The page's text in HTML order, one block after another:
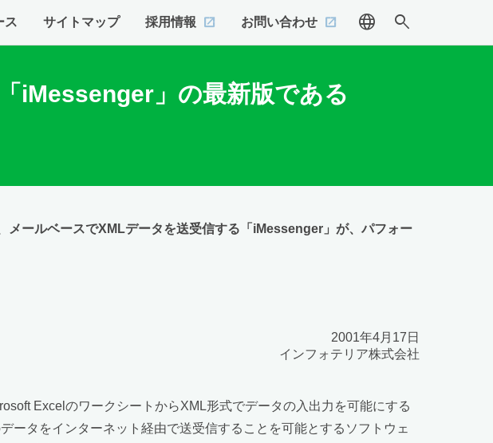
ス サイトマップ 採用情報 お問い合わせ language search
iMessenger」の最新版である
ールベースでXMLデータを送受信する「iMessenger」が、パフォー
2001年4月17日
インフォテリア株式会社
ExcelのワークシートからXML形式でデータの入出力を可能にする
ータをインターネット経由で送受信することを可能とするソフトウェ